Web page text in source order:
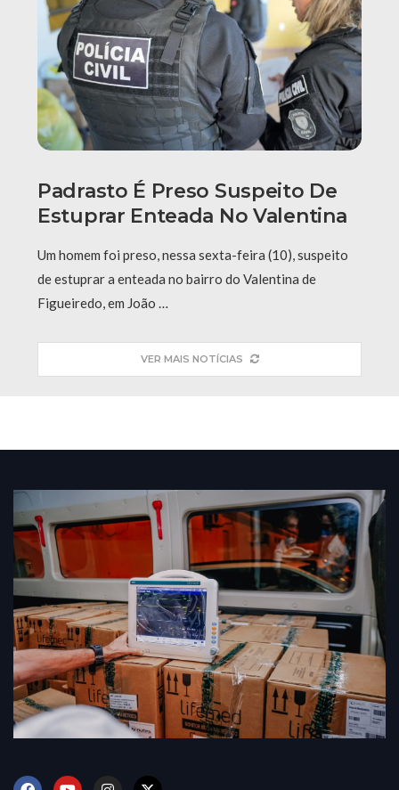
Padrasto É Preso Suspeito De
Estuprar Enteada No Valentina
Um homem foi preso, nessa sexta-feira (10), suspeito
de estuprar a enteada no bairro do Valentina de
Figueiredo, em João …
VER MAIS NOTÍCIAS